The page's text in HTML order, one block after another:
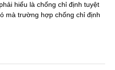
hiểu là chống chỉ định tuyệt
mà trường hợp chống chỉ định